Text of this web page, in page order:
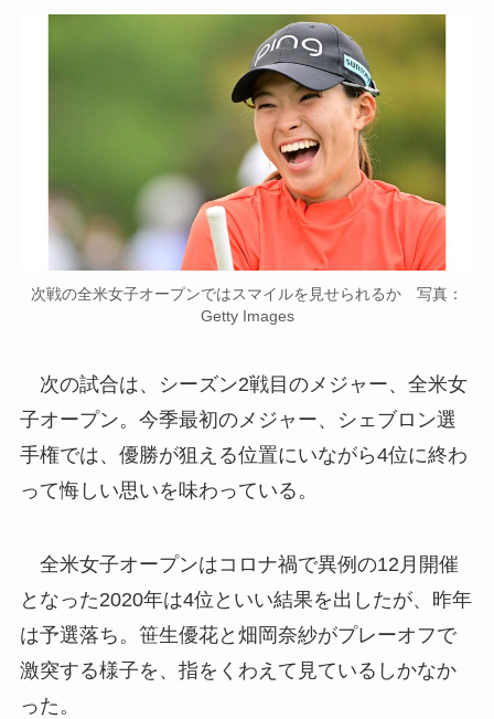
次戦の全米女子オープンではスマイルを見せられるか 写真：
Getty Images
次の試合は、シーズン2戦目のメジャー、全米女
子オープン。今季最初のメジャー、シェブロン選
手権では、優勝が狙える位置にいながら4位に終わ
って悔しい思いを味わっている。
全米女子オープンはコロナ禍で異例の12月開催
となった2020年は4位といい結果を出したが、昨年
は予選落ち。笹生優花と畑岡奈紗がプレーオフで
激突する様子を、指をくわえて見ているしかなか
った。